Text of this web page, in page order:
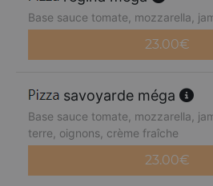
Base sauce tomate, mozzarella,
23.00€
savoyarde méga
Base sauce tomate, mozzarella,
terre, oignons, crème fraîche
23.00€